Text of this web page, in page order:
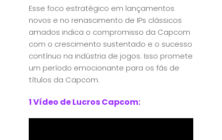
Esse foco estratégico em lançamentos
novos e no renascimento de IPs clássicos
amados indica o compromisso da Capcom
com o crescimento sustentado e o sucesso
contínuo na indústria de jogos. Isso promete
um período emocionante para os fãs de
títulos da Capcom.
1 Vídeo de Lucros Capcom: